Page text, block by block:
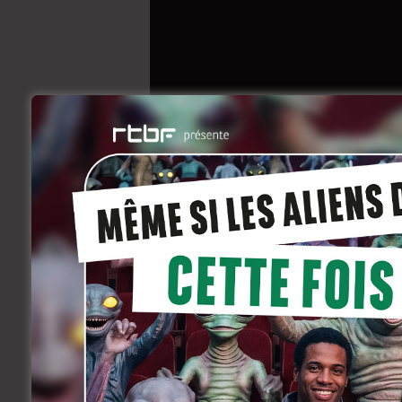
Faux Contact –
disponible en DVD
octobre 18, 2012
En bref